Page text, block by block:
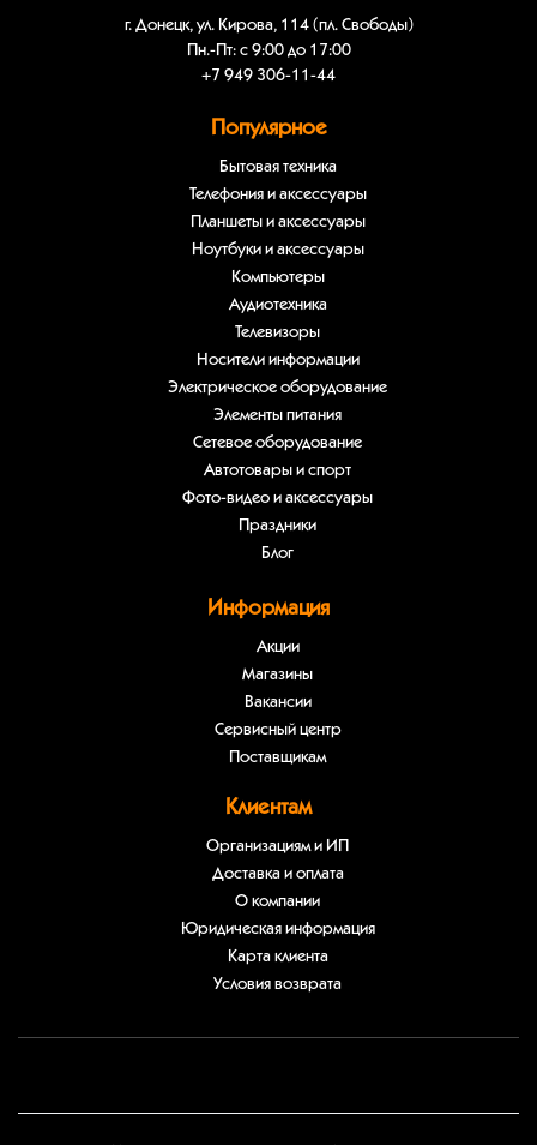
г. Донецк, ул. Кирова, 114 (пл. Свободы)
Пн.-Пт: с 9:00 до 17:00
+7 949 306-11-44
Популярное
Бытовая техника
Телефония и аксессуары
Планшеты и аксессуары
Ноутбуки и аксессуары
Компьютеры
Аудиотехника
Телевизоры
Носители информации
Электрическое оборудование
Элементы питания
Сетевое оборудование
Автотовары и спорт
Фото-видео и аксессуары
Праздники
Блог
Информация
Акции
Магазины
Вакансии
Сервисный центр
Поставщикам
Клиентам
Организациям и ИП
Доставка и оплата
О компании
Юридическая информация
Карта клиента
Условия возврата